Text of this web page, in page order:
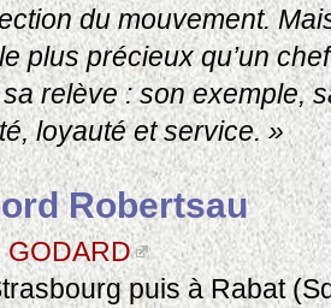
du mouvement.
plus précieux qu’un
relève : son exemple,
loyauté et service. »
Robertsau
GODARD
puis à Rabat